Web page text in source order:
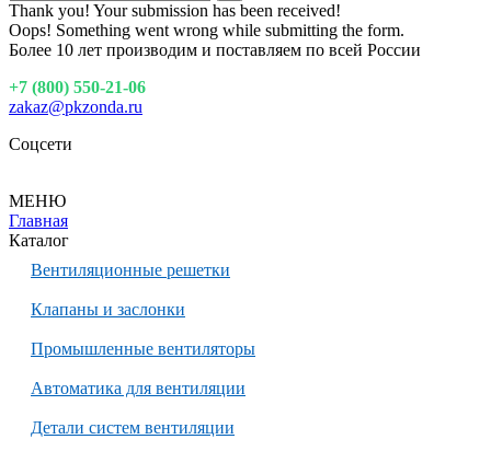
Thank you! Your submission has been received!
Oops! Something went wrong while submitting the form.
Более 10 лет производим и поставляем по всей России
+7 (800) 550-21-06
zakaz@pkzonda.ru
Соцсети
МЕНЮ
Главная
Каталог
Вентиляционные решетки
Клапаны и заслонки
Промышленные вентиляторы
Автоматика для вентиляции
Детали систем вентиляции